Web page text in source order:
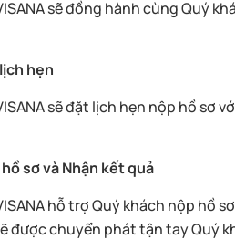
sẽ đồng hành cùng Quý
hẹn
sẽ đặt lịch hẹn nộp hồ sơ
sơ và Nhận kết quả
hỗ trợ Quý khách nộp hồ
được chuyển phát tận tay Quý